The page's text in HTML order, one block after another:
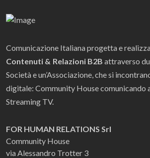
Comunicazione Italiana progetta e
Contenuti & Relazioni B2B attraverso
Società e un’Associazione, che si
digitale: Community House comunicando
Streaming TV.
FOR HUMAN RELATIONS Srl
Community House
via Alessandro Trotter 3